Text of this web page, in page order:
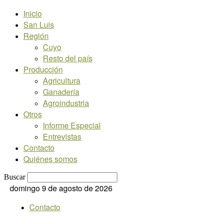
Inicio
San Luis
Región
Cuyo
Resto del país
Producción
Agricultura
Ganadería
Agroindustria
Otros
Informe Especial
Entrevistas
Contacto
Quiénes somos
Buscar
domingo 9 de agosto de 2026
Contacto